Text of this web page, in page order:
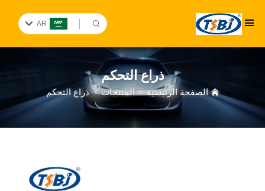
AR
ذراع التحكم
الصفحة الرئيسية>المنتجات>ذراع التحكم